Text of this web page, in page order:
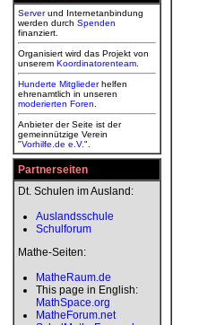
Serverund Internetanbindung
werden durch Spenden
finanziert.
Organisiert wird das Projekt von
unserem Koordinatorenteam
Hunderte Mitgliederhelfen
ehrenamtlich in unseren
moderierten Foren
Anbieter der Seite ist der
gemeinnützige Verein
"Vorhilfe.de e.V.".
Partnerseiten
Dt. Schulen im Ausland:
Auslandsschule
Schulforum
Mathe-Seiten:
MatheRaum.de
This page in English:
MathSpace.org
MatheForum.net